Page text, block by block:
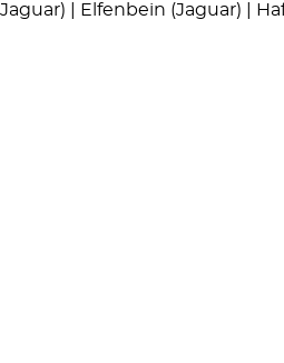
| Elfenbein (Jaguar) |